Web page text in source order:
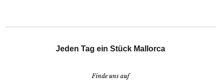
Jeden Tag ein Stück Mallorca
Finde uns auf